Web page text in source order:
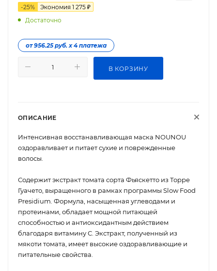
-25% Экономия 1 275 ₽
Достаточно
от 956.25 руб. х 4 платежа
В КОРЗИНУ
ОПИСАНИЕ
Интенсивная восстанавливающая маска NOUNOU
оздоравливает и питает сухие и поврежденные
волосы.
Содержит экстракт томата сорта Фьяскетто из Торре
Гуачето, выращенного в рамках программы Slow Food
Presidium. Формула, насыщенная углеводами и
протеинами, обладает мощной питающей
способностью и антиоксидантным действием
благодаря витамину С. Экстракт, полученный из
мякоти томата, имеет высокие оздоравливающие и
питательные свойства.